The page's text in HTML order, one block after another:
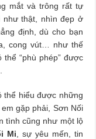
mắt và trông rất tự
như thật, nhìn đẹp ở
định, dù cho bạn
cong vút… như thế
thể “phù phép” được
thể hiểu được những
gặp phải, Sơn Nối
tình cũng như một lộ
Mi , sự yêu mến, tin